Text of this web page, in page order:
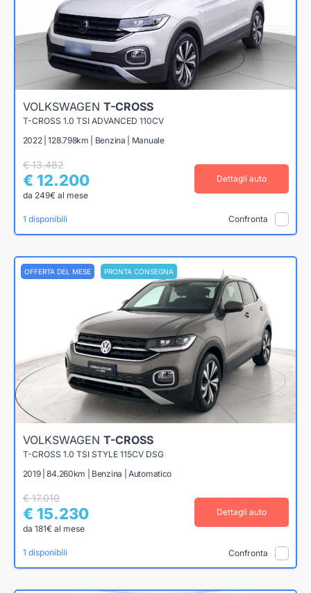
VOLKSWAGEN T-CROSS
T-CROSS 1.0 TSI ADVANCED 110CV
2022 | 128.798km | Benzina | Manuale
€ 13.482
€ 12.200
da 249€ al mese
Dettagli auto
1 disponibili Confronta
OFFERTA DEL MESE PRONTA CONSEGNA
VOLKSWAGEN T-CROSS
T-CROSS 1.0 TSI STYLE 115CV DSG
2019 | 84.260km | Benzina | Automatico
€ 17.010
€ 15.230
da 181€ al mese
Dettagli auto
1 disponibili Confronta